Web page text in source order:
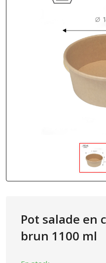
Pot salade en
brun 1100 ml